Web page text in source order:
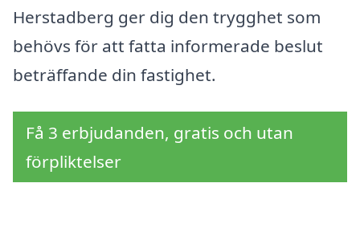
Herstadberg ger dig den trygghet som
behövs för att fatta informerade beslut
beträffande din fastighet.
Få 3 erbjudanden, gratis och utan
förpliktelser